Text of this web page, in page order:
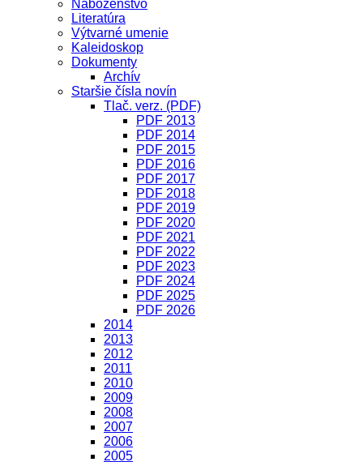
Náboženstvo
Literatúra
Výtvarné umenie
Kaleidoskop
Dokumenty
Archív
Staršie čísla novín
Tlač. verz. (PDF)
PDF 2013
PDF 2014
PDF 2015
PDF 2016
PDF 2017
PDF 2018
PDF 2019
PDF 2020
PDF 2021
PDF 2022
PDF 2023
PDF 2024
PDF 2025
PDF 2026
2014
2013
2012
2011
2010
2009
2008
2007
2006
2005